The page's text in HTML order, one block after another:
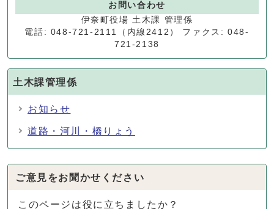
お問い合わせ
伊奈町役場 土木課 管理係
電話: 048-721-2111（内線2412） ファクス: 048-
721-2138
土木課管理係
お知らせ
道路・河川・橋りょう
ご意見をお聞かせください
このページは役に立ちましたか？